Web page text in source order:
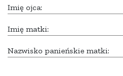
Imię ojca:
Imię matki:
Nazwisko panieńskie matki: